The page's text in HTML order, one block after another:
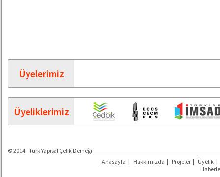
Üyelerimiz
Üyeliklerimiz
© 2014 - Türk Yapısal Çelik Derneği
Anasayfa | Hakkımızda | Projeler | Üyelik |